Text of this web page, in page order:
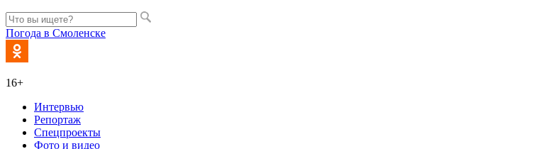
Погода в Смоленске
16+
Интервью
Репортаж
Спецпроекты
Фото и видео